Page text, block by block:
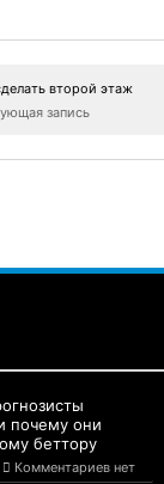
второй этаж
запись
почему они
беттору
Комментариев нет